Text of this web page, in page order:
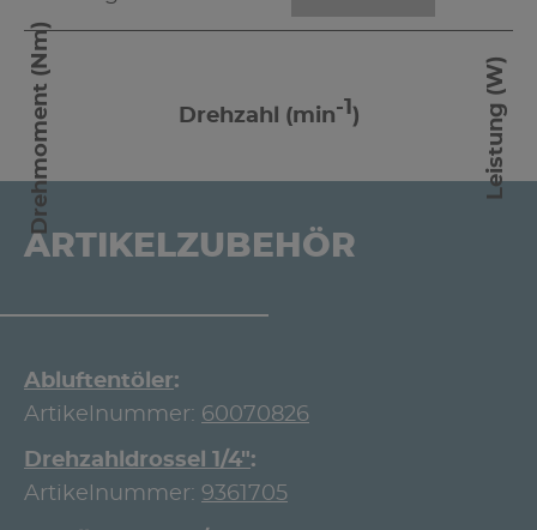
Drehmoment (Nm) Leistung (W)
Drehzahl (min-1 )
ARTIKELZUBEHÖR
Abluftentöler
Artikelnummer: 60070826
Drehzahldrossel 1/4"
Artikelnummer: 9361705